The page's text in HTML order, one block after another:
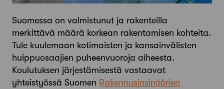
Suomessa on valmistunut ja rakenteilla
merkittävä määrä korkean rakentamisen kohteita.
Tule kuulemaan kotimaisten ja kansainvälisten
huippuosaajien puheenvuoroja aiheesta.
Koulutuksen järjestämisestä vastaavat
yhteistyössä Suomen Rakennusinsinöörien